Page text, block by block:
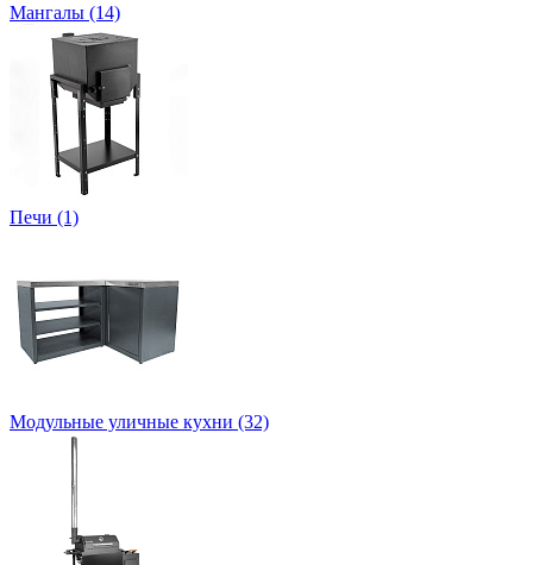
Мангалы (14)
Печи (1)
Модульные уличные кухни (32)